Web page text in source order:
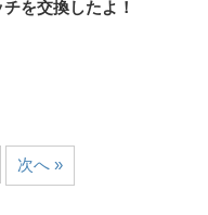
を交換したよ！
次へ »